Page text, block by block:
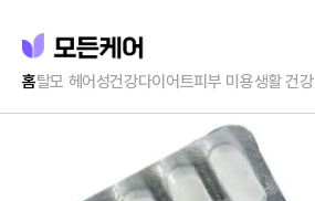
홈탈모 헤어 성건강다이어트피부 미용생활 건강